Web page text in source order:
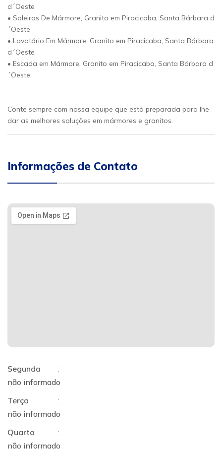
d´Oeste
• Soleiras De Mármore, Granito em Piracicaba, Santa Bárbara d
´Oeste
• Lavatório Em Mármore, Granito em Piracicaba, Santa Bárbara
d´Oeste
• Escada em Mármore, Granito em Piracicaba, Santa Bárbara d
´Oeste
Conte sempre com nossa equipe que está preparada para lhe
dar as melhores soluções em mármores e granitos.
Informações de Contato
Segunda
:
não informado
Terça
:
não informado
Quarta
:
não informado